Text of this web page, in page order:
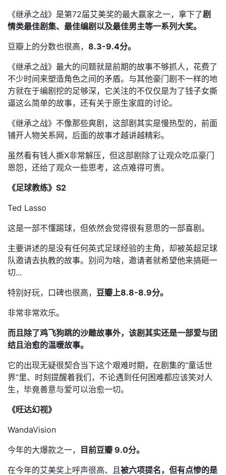
《继承之战》是第72届艾美奖的最大赢家之一，拿下了剧
情类最佳剧集、最佳编剧以及最佳男主等一系列大奖。
豆瓣上的分数也很高， 8.3-9.4分。
《继承之战》最大的问题就是前期的故事不够抓人，花费了
不少时间来塑造角色之间的矛盾。与其他豪门剧不一样的地
方就在于编剧挖的足够深，它关注的不仅仅是为了钱子女撕
逼这么简单的故事，还有关于原生家庭的讨论。
《继承之战》不像那些爽剧，这部剧其实是慢热型的，前面
铺开人物关系网，后面的故事才越讲越精彩。
虽然看有钱人撕X非常解压，但这部剧除了让观众吃瓜豪门
恩怨，还给了观众一些思考，这点难得可贵。
《足球教练》S2
Ted Lasso
这是一部不懂踢球，但依然会觉得很有意思的一部喜剧。
主要讲述的是没有任何英式足球经验的主角，却被英超足球
队邀请去执教的故事。别问为啥，邀请者就希望他来搞砸一
切...
特别好玩，口碑也很高， 豆瓣上8.8-8.9分。
非常非常欢乐。
而且除了鸡飞狗跳的沙雕故事外，该剧其实还是一部爱与团
结且治愈的温暖故事。
它的出现无疑很契合当下这个艰难时期，在剧集的“童话世
界”里、时刻提醒着我们，不论遇到任何困难都应该笑对人
生，毕竟善意与爱可以治愈一切。
《旺达幻视》
WandaVision
今年的大爆款之一，
目前豆瓣 9.0分。
在今年的艾美奖上呼声很高、且被六项提名，但有点惨的是